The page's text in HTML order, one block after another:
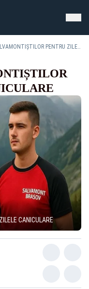
SFATURILE SALVAMONTIȘTILOR PENTRU ZILELE CANICULARE
CANICULARE